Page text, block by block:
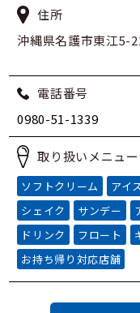
住所
沖縄県名護市東江5-
電話番号
0980-51-1339
取り扱いメニュー
ソフトクリーム アイ
シェイク
サンデー
ドリンク
フロート
お持ち帰り対応店舗